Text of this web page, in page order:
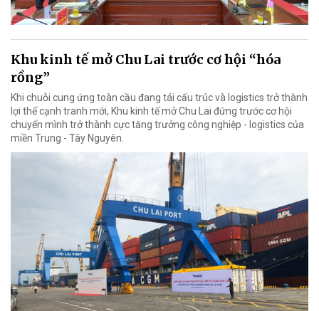
Khu kinh tế mở Chu Lai trước cơ hội “hóa
rồng”
Khi chuỗi cung ứng toàn cầu đang tái cấu trúc và logistics trở thành
lợi thế cạnh tranh mới, Khu kinh tế mở Chu Lai đứng trước cơ hội
chuyển mình trở thành cực tăng trưởng công nghiệp - logistics của
miền Trung - Tây Nguyên.